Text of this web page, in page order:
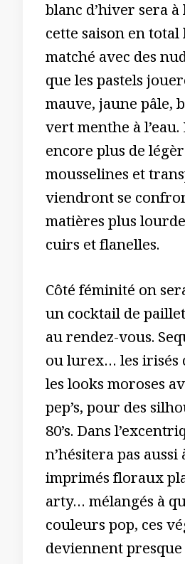
blanc d’hiver sera
cette saison en
matché avec des
que les pastels
mauve, jaune pâle,
vert menthe à
encore plus de
mousselines et
viendront se
matières plus
cuirs et flanelles.
Côté féminité on
un cocktail de
au rendez-vous.
ou lurex… les irisés
les looks moroses
pep’s, pour des
80’s. Dans
n’hésitera pas aussi
imprimés floraux
arty… mélangés à
couleurs pop, ces
deviennent